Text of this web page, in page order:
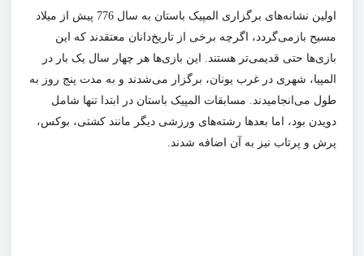
اولین نشانه‌های برگزاری المپیک باستان به سال 776 پیش از میلاد
مسیح بازمی‌گردد، اگرچه برخی از تاریخ‌دانان معتقدند که این
بازی‌ها حتی قدیمی‌تر هستند. این بازی‌ها هر چهار سال یک بار در
المپیا، شهری در غرب یونان، برگزار می‌شدند و به مدت پنج روز به
طول می‌انجامیدند. مسابقات المپیک باستان در ابتدا تنها شامل
دویدن بود، اما بعدها رشته‌های ورزشی دیگر مانند کشتی، بوکس،
پرش و پرتاب نیز به آن اضافه شدند.